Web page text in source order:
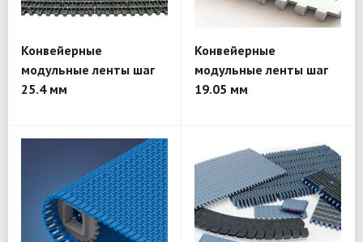
Конвейерные
модульные ленты шаг
25.4 мм
Конвейерные
модульные ленты шаг
19.05 мм